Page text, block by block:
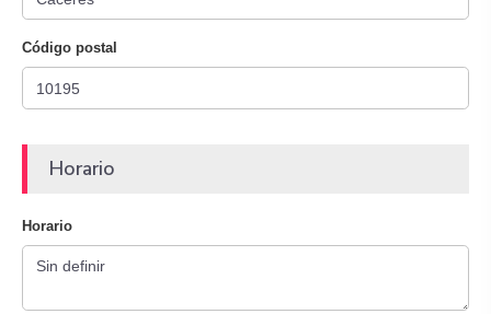
Código postal
Horario
Horario